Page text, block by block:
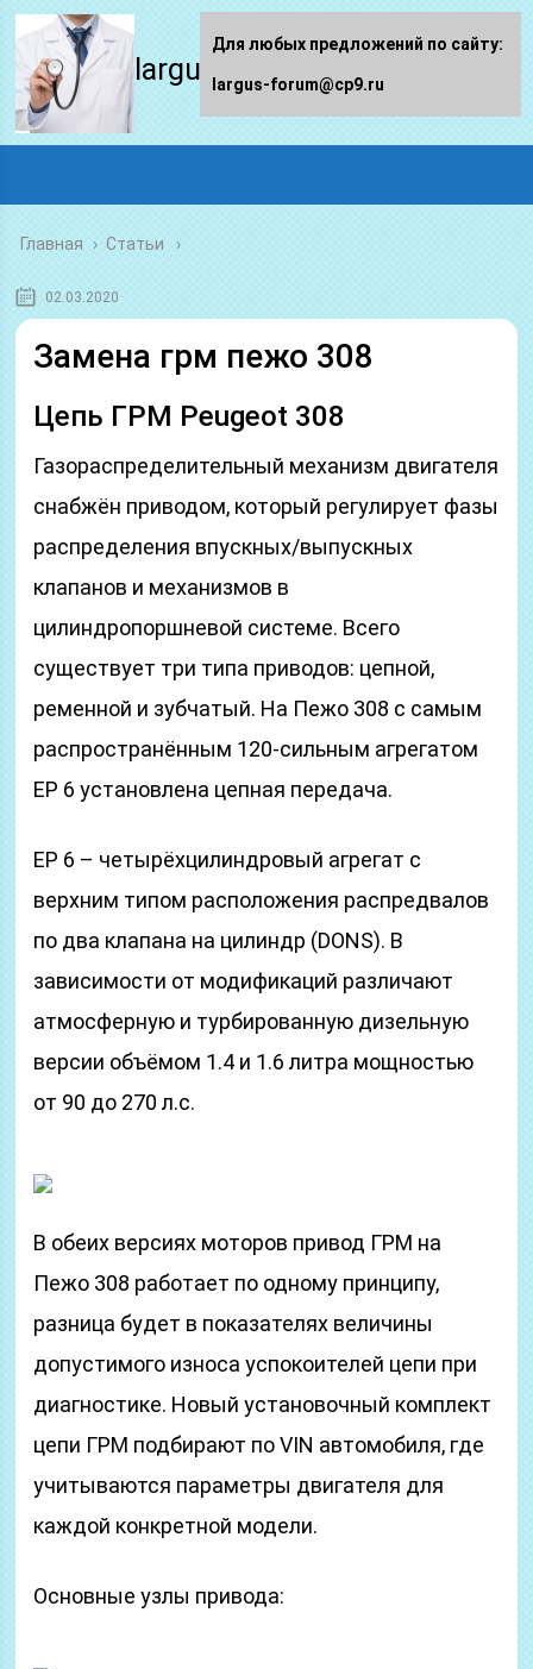
largus-forum.ru
Главная › Статьи
02.03.2020
Замена грм пежо 308
Цепь ГРМ Peugeot 308
Газораспределительный механизм двигателя
снабжён приводом, который регулирует фазы
распределения впускных/выпускных
клапанов и механизмов в
цилиндропоршневой системе. Всего
существует три типа приводов: цепной,
ременной и зубчатый. На Пежо 308 с самым
распространённым 120-сильным агрегатом
ЕР 6 установлена цепная передача.
ЕР 6 – четырёхцилиндровый агрегат с
верхним типом расположения распредвалов
по два клапана на цилиндр (DONS). В
зависимости от модификаций различают
атмосферную и турбированную дизельную
версии объёмом 1.4 и 1.6 литра мощностью
от 90 до 270 л.с.
В обеих версиях моторов привод ГРМ на
Пежо 308 работает по одному принципу,
разница будет в показателях величины
допустимого износа успокоителей цепи при
диагностике. Новый установочный комплект
цепи ГРМ подбирают по VIN автомобиля, где
учитываются параметры двигателя для
каждой конкретной модели.
Основные узлы привода:
Для любых предложений по сайту:
largus-forum@cp9.ru